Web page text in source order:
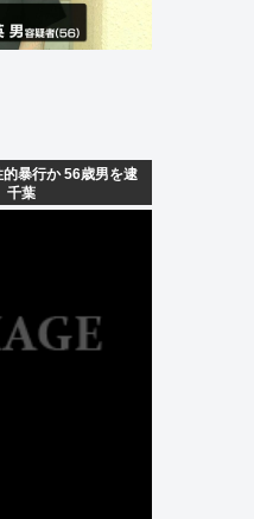
暴行か 56歳男を逮
千葉